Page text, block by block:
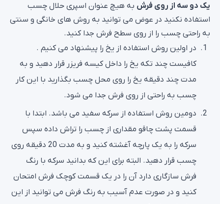
یک دو سه از روی فرش به هیچ عنوان اسپری حلال چسب
استفاده نکنید در عوض می توانید به روش های خانگی و سنتی
به راحتی چسب را از روی سطح فرش جدا کنید.
در اولین روش استفاده از یخ را پیشنهاد می کنیم .
کافیست چند تکه یخ را داخل کیسه فریزر قرار دهید و به
مدت چند دقیقه یخ را روی محل چسب بگذارید با این کار
چسب به راحتی از روی فرش جدا می شود.
دومین روش استفاده از سرکه سفید می باشد. ابتدا با
قسمت پشت چاقو مقداری از چسب را تراش داده سپس
سرکه را به یک پارچه آغشته کنید و به مدت 20 دقیقه روی
چسب قرار دهید. البته برای این که بدانید سرکه با رنگ
فرش سازگاری دارد آن را در یک قسمت کوچک فرش امتحان
کنید و در صورت عدم آسیب به رنگ فرش می توانید از این